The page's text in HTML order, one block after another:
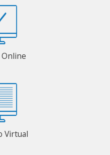
Virtual